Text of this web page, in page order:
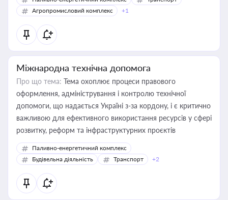
Агропромисловий комплекс
+1
Міжнародна технічна допомога
Про що тема: Тема охоплює процеси правового
оформлення, адміністрування і контролю технічної
допомоги, що надається Україні з-за кордону, і є критично
важливою для ефективного використання ресурсів у сфері
розвитку, реформ та інфраструктурних проєктів
Паливно-енергетичний комплекс
Будівельна діяльність
Транспорт +2